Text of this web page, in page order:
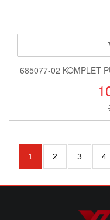
685077-02 KOMPLET
1 2 3 4